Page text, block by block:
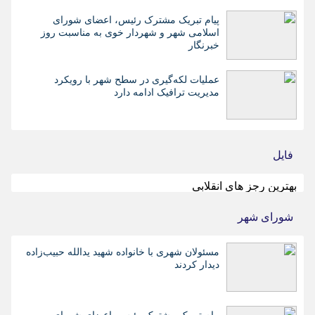
پیام تبریک مشترک رئیس، اعضای شورای
اسلامی شهر و شهردار خوی به مناسبت روز
خبرنگار
عملیات لکه‌گیری در سطح شهر با رویکرد
مدیریت ترافیک ادامه دارد
فایل
بهترین رجز های انقلابی
شورای شهر
مسئولان شهری با خانواده شهید یدالله حبیب‌زاده
دیدار کردند